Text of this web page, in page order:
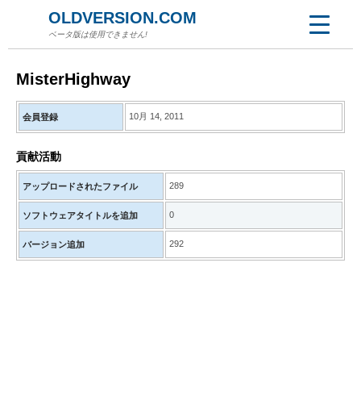
OLDVERSION.COM
ベータ版は使用できません!
MisterHighway
会員登録 10月 14, 2011
貢献活動
アップロードされたファイル 289
ソフトウェアタイトルを追加 0
バージョン追加 292